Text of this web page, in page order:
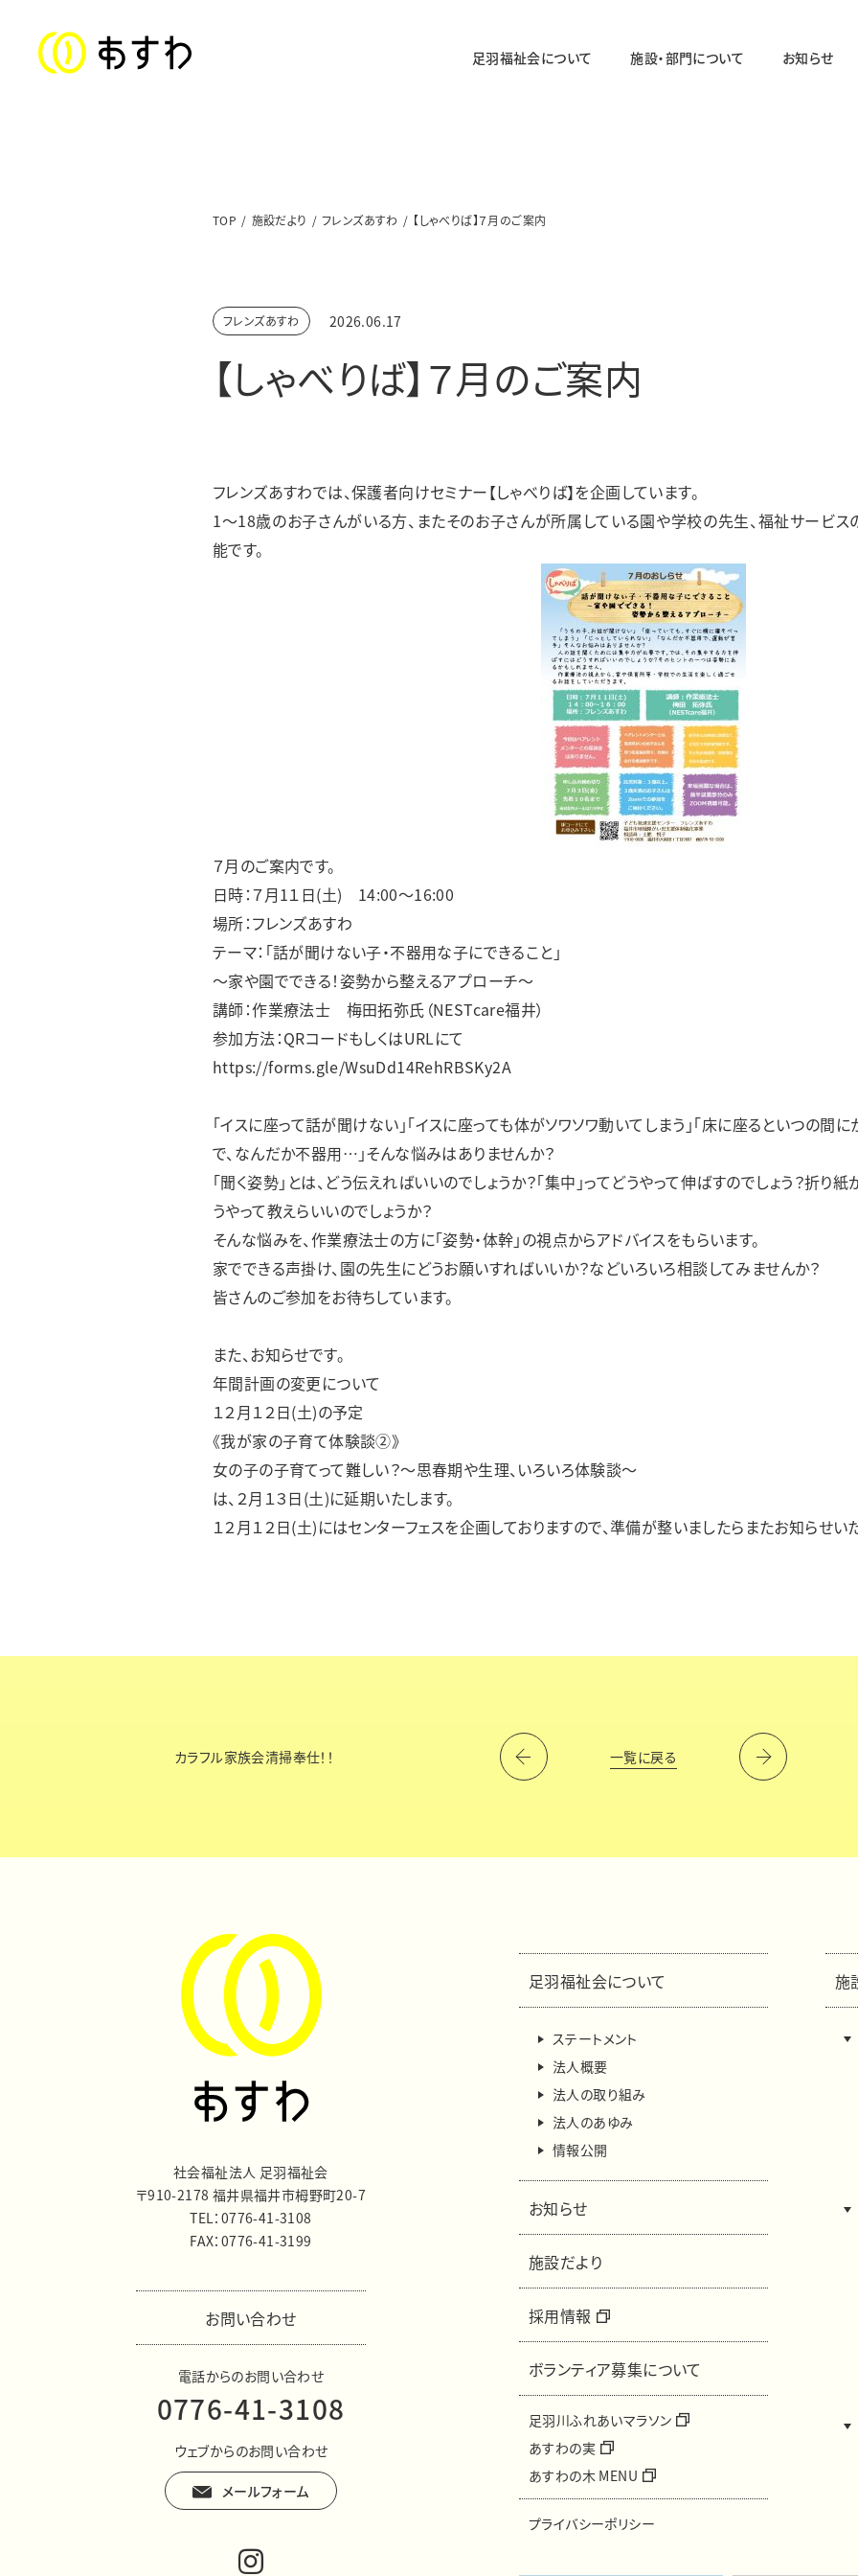
足羽福祉会について 施設・部門について
足羽東こども園 足羽学園
フレンズどれみ
パステル
足羽更生園
お知らせ
TOP 施設だより フレンズあすわ 【しゃべりば】７月のご案内
フレンズあすわ 2026.06.17
【しゃべりば】７月のご案内
フレンズあすわでは、保護者向けセミナー【しゃべりば】を企画しています。
1～18歳のお子さんがいる方、またそのお子さんが所属している園や学校の先生、福祉サービ
能です。
７月のご案内です。
日時：７月1１日(土) 14:00～16:00
場所：フレンズあすわ
テーマ：「話が聞けない子・不器用な子にできること」
～家や園でできる！姿勢から整えるアプローチ～
講師：作業療法士 梅田拓弥氏（NESTcare福井）
参加方法：QRコードもしくはURLにて
https://forms.gle/WsuDd14RehRBSKy2A
「イスに座って話が聞けない」「イスに座っても体がソワソワ動いてしまう」「床に座るといつの間
で、なんだか不器用…」そんな悩みはありませんか？
「聞く姿勢」とは、どう伝えればいいのでしょうか？「集中」ってどうやって伸ばすのでしょう？折り
うやって教えらいいのでしょうか？
そんな悩みを、作業療法士の方に「姿勢・体幹」の視点からアドバイスをもらいます。
家でできる声掛け、園の先生にどうお願いすればいいか？などいろいろ相談してみませんか？
皆さんのご参加をお待ちしています。
また、お知らせです。
年間計画の変更について
１２月１２日(土)の予定
《我が家の子育て体験談②》
女の子の子育てって難しい？～思春期や生理、いろいろ体験談～
は、２月１３日(土)に延期いたします。
１２月１２日(土)にはセンターフェスを企画しておりますので、準備が整いましたらまたお知らせい
カラフル家族会清掃奉仕！！ 一覧に戻る
社会福祉法人 足羽福祉会
〒910-2178 福井県福井市栂野町20-7
TEL：0776-41-3108
FAX：0776-41-3199
お問い合わせ
電話からのお問い合わせ
0776-41-3108
ウェブからのお問い合わせ
メールフォーム
足羽福祉会について
ステートメント
法人概要
法人の取り組み
法人のあゆみ
情報公開
お知らせ
施設だより
採用情報
ボランティア募集について
足羽川ふれあいマラソン
あすわの実
あすわの木 MENU
プライバシーポリシー
施